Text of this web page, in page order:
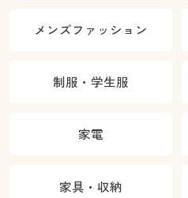
メンズファッション
制服・学生服
家電
家具・収納